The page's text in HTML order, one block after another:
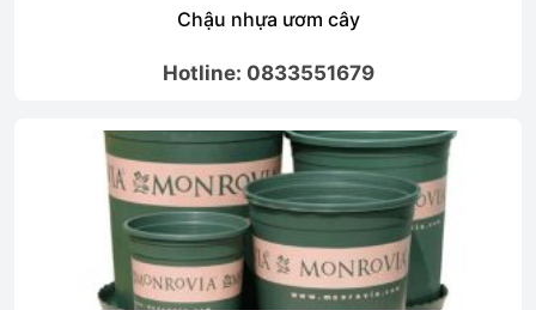
Chậu nhựa ươm cây
Hotline: 0833551679